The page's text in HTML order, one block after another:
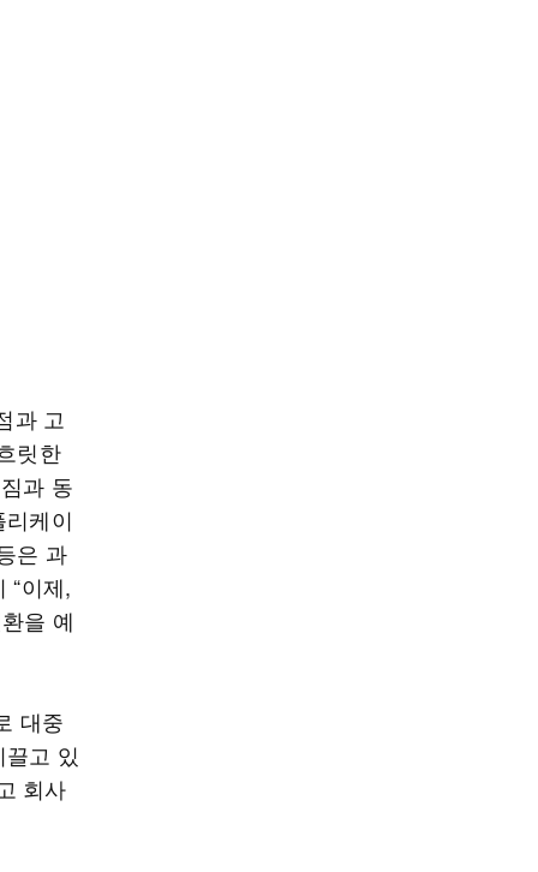
과 고
릿한
과 동
케이
은 과
“이제,
을 예
대중
고 있
회사